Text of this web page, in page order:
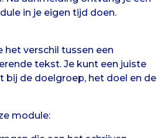
af
doel
en
doelgroep
in je eigen tijd doen.
het verschil tussen een
tekst. Je kunt een juiste
bij de doelgroep, het doel en de
module: